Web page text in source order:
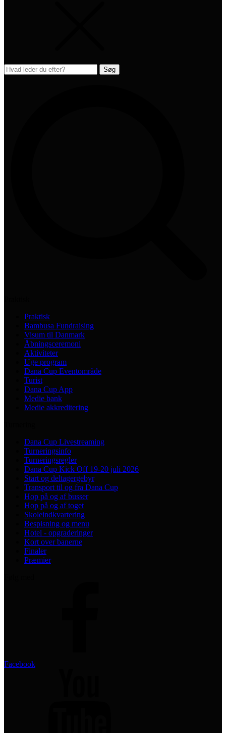
Praktisk
Bambusa Fundraising
Visum til Danmark
Åbningsceremoni
Aktiviteter
Uge program
Dana Cup Eventområde
Turist
Dana Cup App
Medie bank
Medie akkreditering
Dana Cup Livestreaming
Turneringsinfo
Turneringsregler
Dana Cup Kick Off 19-20 juli 2026
Start og deltagergebyr
Transport til og fra Dana Cup
Hop på og af busser
Hop på og af toget
Skoleindkvartering
Bespisning og menu
Hotel - opgraderinger
Kort over banerne
Finaler
Præmier
Facebook